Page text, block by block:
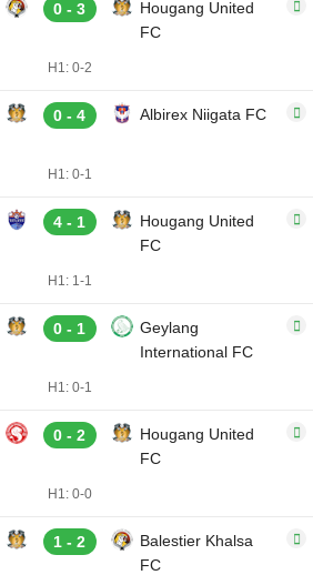
0 - 3
Hougang United
FC
H1: 0-2
0 - 4 Albirex Niigata FC
H1: 0-1
4 - 1
Hougang United
FC
H1: 1-1
0 - 1
Geylang
International FC
H1: 0-1
0 - 2
Hougang United
FC
H1: 0-0
1 - 2
Balestier Khalsa
FC